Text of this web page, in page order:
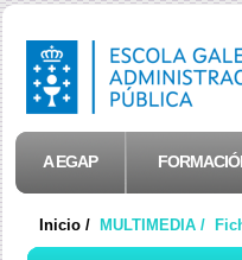
A EGAP
Inicio / MULTIMEDIA /